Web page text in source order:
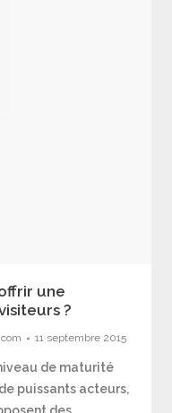
une
?
11 septembre 2015
de maturité
puissants acteurs,